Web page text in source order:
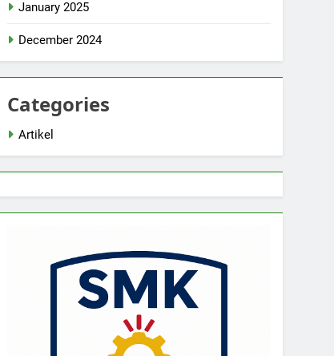
January 2025
December 2024
Categories
Artikel